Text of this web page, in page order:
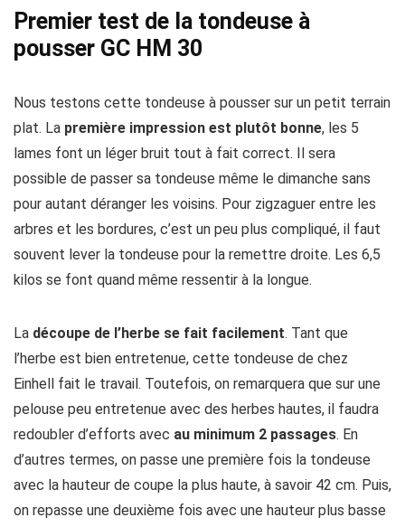
Premier test de la tondeuse à
pousser GC HM 30
Nous testons cette tondeuse à pousser sur un petit terrain
plat. La première impression est plutôt bonne, les 5
lames font un léger bruit tout à fait correct. Il sera
possible de passer sa tondeuse même le dimanche sans
pour autant déranger les voisins. Pour zigzaguer entre les
arbres et les bordures, c’est un peu plus compliqué, il faut
souvent lever la tondeuse pour la remettre droite. Les 6,5
kilos se font quand même ressentir à la longue.
La découpe de l’herbe se fait facilement. Tant que
l’herbe est bien entretenue, cette tondeuse de chez
Einhell fait le travail. Toutefois, on remarquera que sur une
pelouse peu entretenue avec des herbes hautes, il faudra
redoubler d’efforts avec au minimum 2 passages. En
d’autres termes, on passe une première fois la tondeuse
avec la hauteur de coupe la plus haute, à savoir 42 cm. Puis,
on repasse une deuxième fois avec une hauteur plus basse